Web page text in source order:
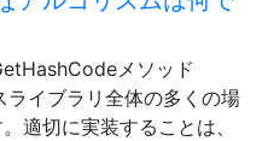
メソッド
ライブラリ全体の多くの場
適切に実装することは、